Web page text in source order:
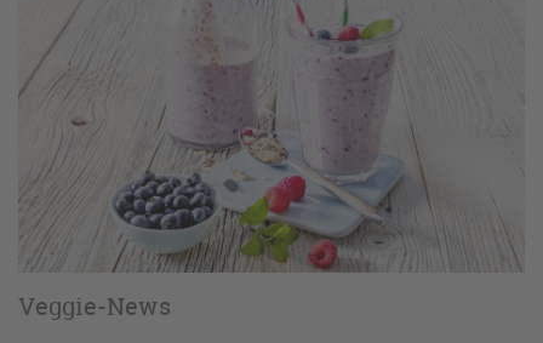
Veggie-News